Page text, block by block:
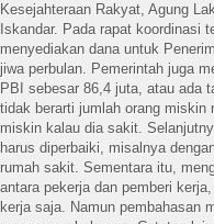
Kesejahteraan Rakyat, Agung
Iskandar. Pada rapat koordinasi
menyediakan dana untuk
jiwa perbulan. Pemerintah juga
PBI sebesar 86,4 juta, atau ada
tidak berarti jumlah orang miskin
miskin kalau dia sakit.
harus diperbaiki, misalnya
rumah sakit. Sementara itu,
antara pekerja dan pemberi
kerja saja. Namun pembahasan